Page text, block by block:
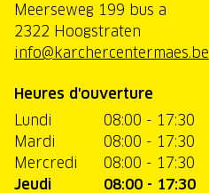
Meerseweg 199 bus a
2322 Hoogstraten
info@karchercentermaes.be
Heures d'ouverture
Lundi
08:00 - 17:30
Mardi
08:00 - 17:30
Mercredi
08:00 - 17:30
Jeudi
08:00 - 17:30